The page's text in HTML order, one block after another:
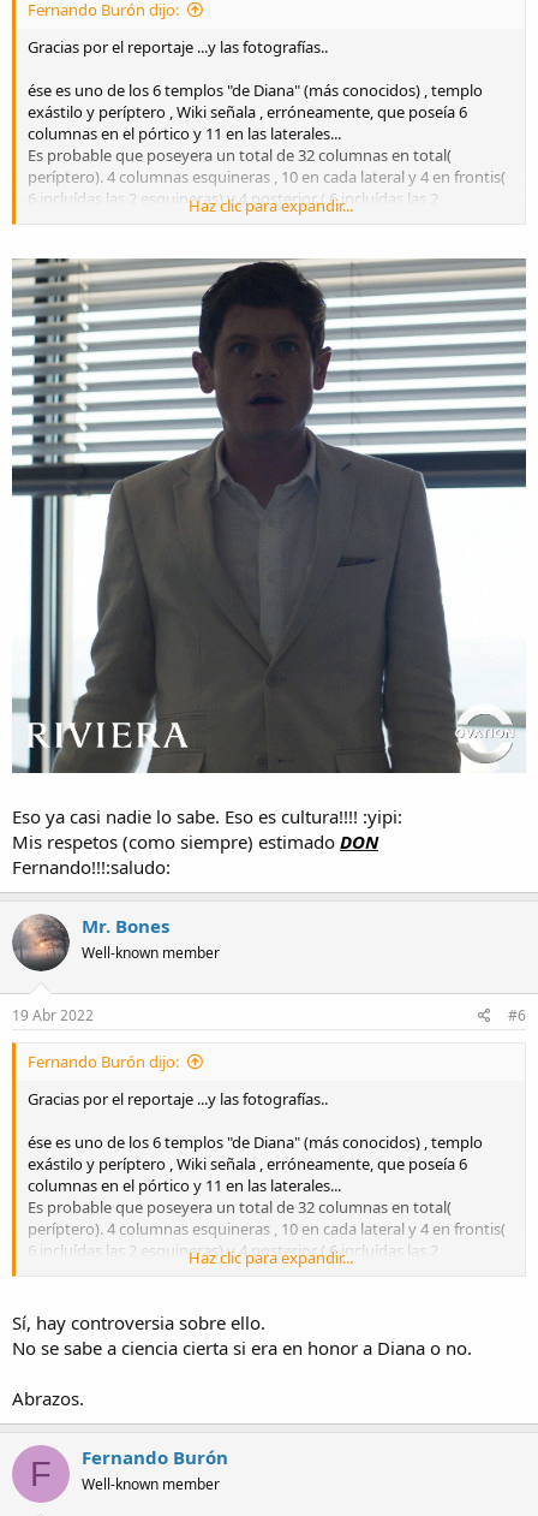
Fernando Burón dijo:
Gracias por el reportaje ...y las fotografías..
ése es uno de los 6 templos "de Diana" (más conocidos) , templo
exástilo y períptero , Wiki señala , erróneamente, que poseía 6
columnas en el pórtico y 11 en las laterales...
Es probable que poseyera un total de 32 columnas en total(
períptero). 4 columnas esquineras , 10 en cada lateral y 4 en frontis(
6 incluídas las 2 esquineras) y 4 posterior ( 6 incluídas las 2
saludos
Haz clic para expandir...
Eso ya casi nadie lo sabe. Eso es cultura!!!! :yipi:
Mis respetos (como siempre) estimado DON
Fernando!!!:saludo:
Mr. Bones
Well-known member
19 Abr 2022 #6
Fernando Burón dijo:
Gracias por el reportaje ...y las fotografías..
ése es uno de los 6 templos "de Diana" (más conocidos) , templo
exástilo y períptero , Wiki señala , erróneamente, que poseía 6
columnas en el pórtico y 11 en las laterales...
Es probable que poseyera un total de 32 columnas en total(
períptero). 4 columnas esquineras , 10 en cada lateral y 4 en frontis(
6 incluídas las 2 esquineras) y 4 posterior ( 6 incluídas las 2
saludos
Haz clic para expandir...
Sí, hay controversia sobre ello.
No se sabe a ciencia cierta si era en honor a Diana o no.
Abrazos.
F Fernando Burón
Well-known member